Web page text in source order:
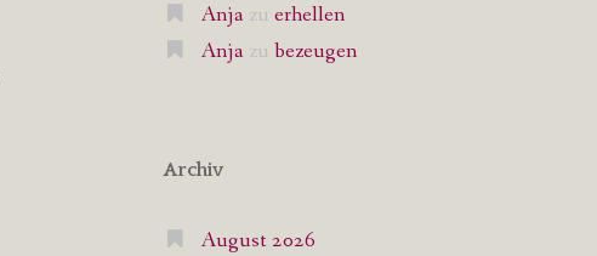
Anja zu erhellen
Anja zu bezeugen
Archiv
August 2026